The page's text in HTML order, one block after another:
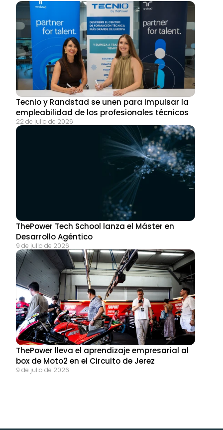
Tecnio y Randstad se unen para impulsar la
empleabilidad de los profesionales técnicos
22 de julio de 2026
ThePower Tech School lanza el Máster en
Desarrollo Agéntico
9 de julio de 2026
ThePower lleva el aprendizaje empresarial al
box de Moto2 en el Circuito de Jerez
9 de julio de 2026